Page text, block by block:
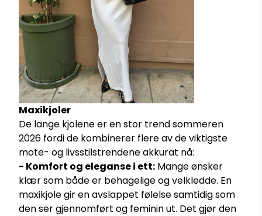
Maxikjoler
De lange kjolene er en stor trend sommeren
2026 fordi de kombinerer flere av de viktigste
mote- og livsstilstrendene akkurat nå:
- Komfort og eleganse i ett: Mange ønsker
klær som både er behagelige og velkledde. En
maxikjole gir en avslappet følelse samtidig som
den ser gjennomført og feminin ut. Det gjør den